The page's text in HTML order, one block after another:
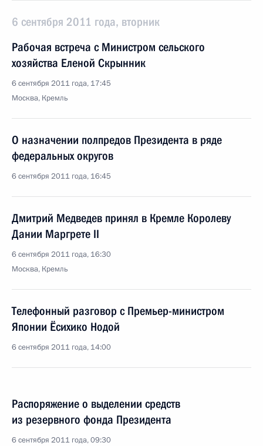
6 сентября 2011 года, вторник
Рабочая встреча с Министром сельского
хозяйства Еленой Скрынник
6 сентября 2011 года, 17:45
Москва, Кремль
О назначении полпредов Президента в ряде
федеральных округов
6 сентября 2011 года, 16:45
Дмитрий Медведев принял в Кремле Королеву
Дании Маргрете II
6 сентября 2011 года, 16:30
Москва, Кремль
Телефонный разговор с Премьер-министром
Японии Ёсихико Нодой
6 сентября 2011 года, 14:00
Распоряжение о выделении средств
из резервного фонда Президента
6 сентября 2011 года, 09:30